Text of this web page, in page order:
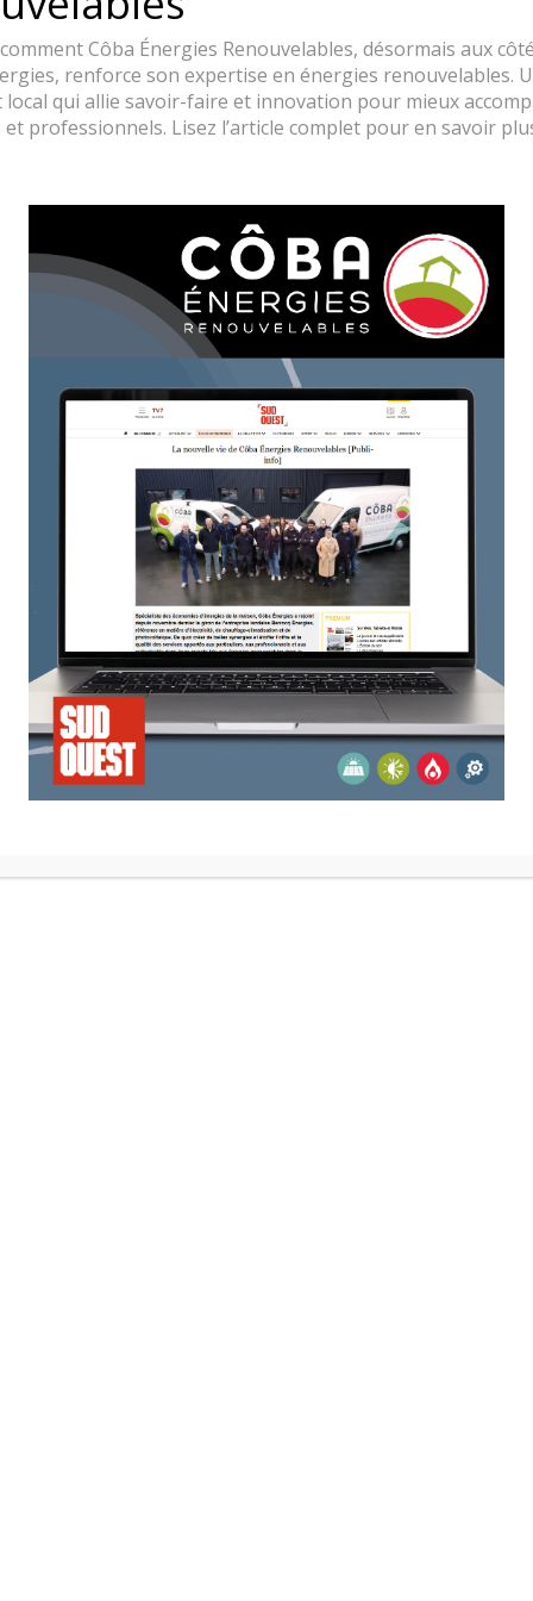
Faire des économies grâce à des professionnels à votre service
plus d'infos Prendre un rdv
Côba Énergies Renouvelables, désormais aux
renforce son expertise en énergies renouvelables.
qui allie savoir-faire et innovation pour mieux
professionnels. Lisez l’article complet pour en savoir